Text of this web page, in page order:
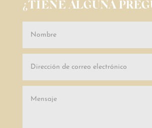
¿TIENE ALGUNA